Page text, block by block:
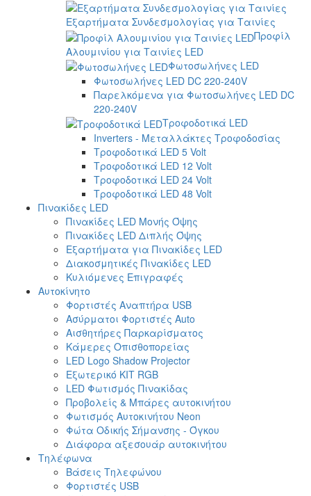
Εξαρτήματα Συνδεσμολογίας για Ταινίες
Προφίλ
Αλουμινίου για Ταινίες LED
Φωτοσωλήνες LED
Φωτοσωλήνες LED DC 220-240V
Παρελκόμενα για Φωτοσωλήνες LED DC
220-240V
Τροφοδοτικά LED
Inverters - Μεταλλάκτες Τροφοδοσίας
Τροφοδοτικά LED 5 Volt
Τροφοδοτικά LED 12 Volt
Τροφοδοτικά LED 24 Volt
Τροφοδοτικά LED 48 Volt
Πινακίδες LED
Πινακίδες LED Μονής Όψης
Πινακίδες LED Διπλής Όψης
Εξαρτήματα για Πινακίδες LED
Διακοσμητικές Πινακίδες LED
Κυλιόμενες Επιγραφές
Αυτοκίνητο
Φορτιστές Αναπτήρα USB
Ασύρματοι Φορτιστές Auto
Αισθητήρες Παρκαρίσματος
Κάμερες Οπισθοπορείας
LED Logo Shadow Projector
Εξωτερικό ΚΙΤ RGB
LED Φωτισμός Πινακίδας
Προβολείς & Μπάρες αυτοκινήτου
Φωτισμός Αυτοκινήτου Neon
Φώτα Οδικής Σήμανσης - Όγκου
Διάφορα αξεσουάρ αυτοκινήτου
Τηλέφωνα
Βάσεις Τηλεφώνου
Φορτιστές USB